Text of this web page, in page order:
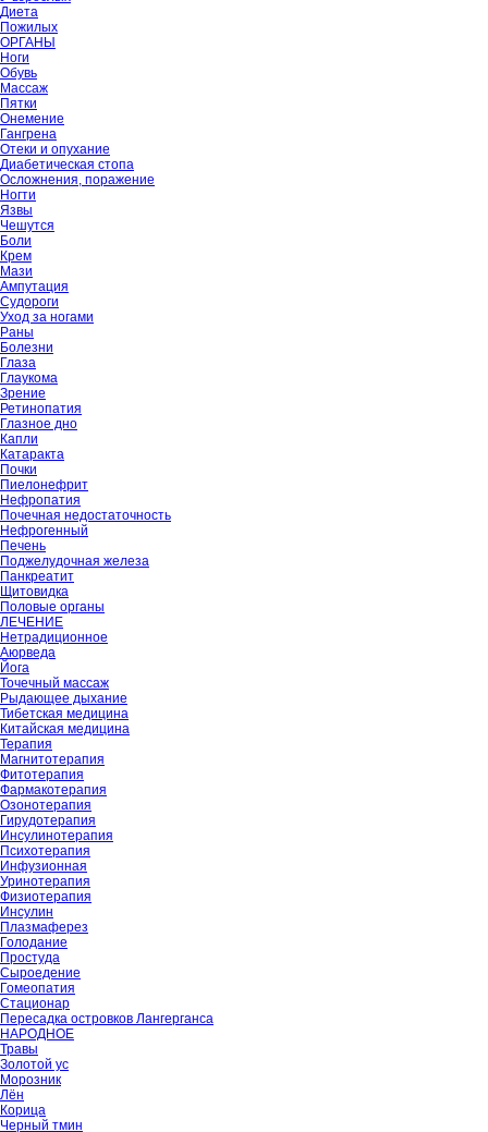
Диета
Пожилых
ОРГАНЫ
Ноги
Обувь
Массаж
Пятки
Онемение
Гангрена
Отеки и опухание
Диабетическая стопа
Осложнения, поражение
Ногти
Язвы
Чешутся
Боли
Крем
Мази
Ампутация
Судороги
Уход за ногами
Раны
Болезни
Глаза
Глаукома
Зрение
Ретинопатия
Глазное дно
Капли
Катаракта
Почки
Пиелонефрит
Нефропатия
Почечная недостаточность
Нефрогенный
Печень
Поджелудочная железа
Панкреатит
Щитовидка
Половые органы
ЛЕЧЕНИЕ
Нетрадиционное
Аюрведа
Йога
Точечный массаж
Рыдающее дыхание
Тибетская медицина
Китайская медицина
Терапия
Магнитотерапия
Фитотерапия
Фармакотерапия
Озонотерапия
Гирудотерапия
Инсулинотерапия
Психотерапия
Инфузионная
Уринотерапия
Физиотерапия
Инсулин
Плазмаферез
Голодание
Простуда
Сыроедение
Гомеопатия
Стационар
Пересадка островков Лангерганса
НАРОДНОЕ
Травы
Золотой ус
Морозник
Лён
Корица
Черный тмин